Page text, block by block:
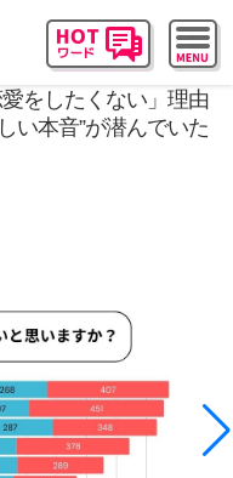
をしたくない」理由
い本音”が潜んでいた